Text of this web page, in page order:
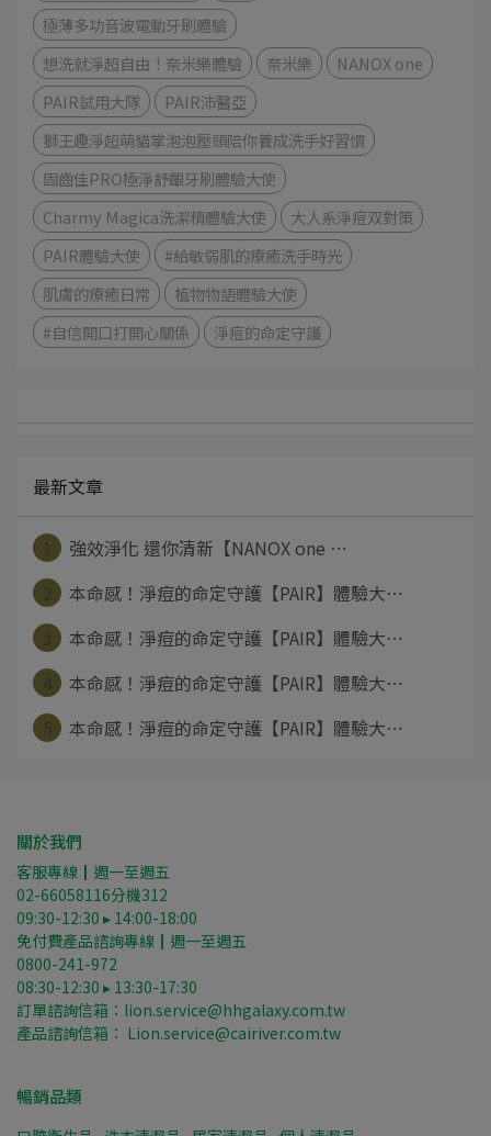
極薄多功音波電動牙刷體驗
想洗就淨超自由！奈米樂體驗
奈米樂
NANOX one
PAIR試用大隊
PAIR沛醫亞
獅王趣淨超萌貓掌泡泡壓頭陪你養成洗手好習慣
固齒佳PRO極淨舒齦牙刷體驗大使
Charmy Magica洗潔精體驗大使
大人系淨痘双對策
PAIR體驗大使
#給敏弱肌的療癒洗手時光
肌膚的療癒日常
植物物語體驗大使
#自信開口打開心關係
淨痘的命定守護
最新文章
強效淨化 還你清新【NANOX one ⋯
本命感！淨痘的命定守護【PAIR】體驗大⋯
本命感！淨痘的命定守護【PAIR】體驗大⋯
本命感！淨痘的命定守護【PAIR】體驗大⋯
本命感！淨痘的命定守護【PAIR】體驗大⋯
關於我們
客服專線┃週一至週五
02-66058116分機312
09:30-12:30 ▸ 14:00-18:00
免付費產品諮詢專線┃週一至週五
0800-241-972
08:30-12:30 ▸ 13:30-17:30
訂單諮詢信箱：lion.service@hhgalaxy.com.tw
產品諮詢信箱： Lion.service@cairiver.com.tw
暢銷品類